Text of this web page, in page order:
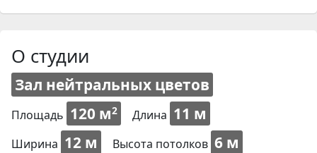
О студии
Зал нейтральных цветов
Площадь 120 м2 Длина 11 м
Ширина 12 м Высота потолков 6 м